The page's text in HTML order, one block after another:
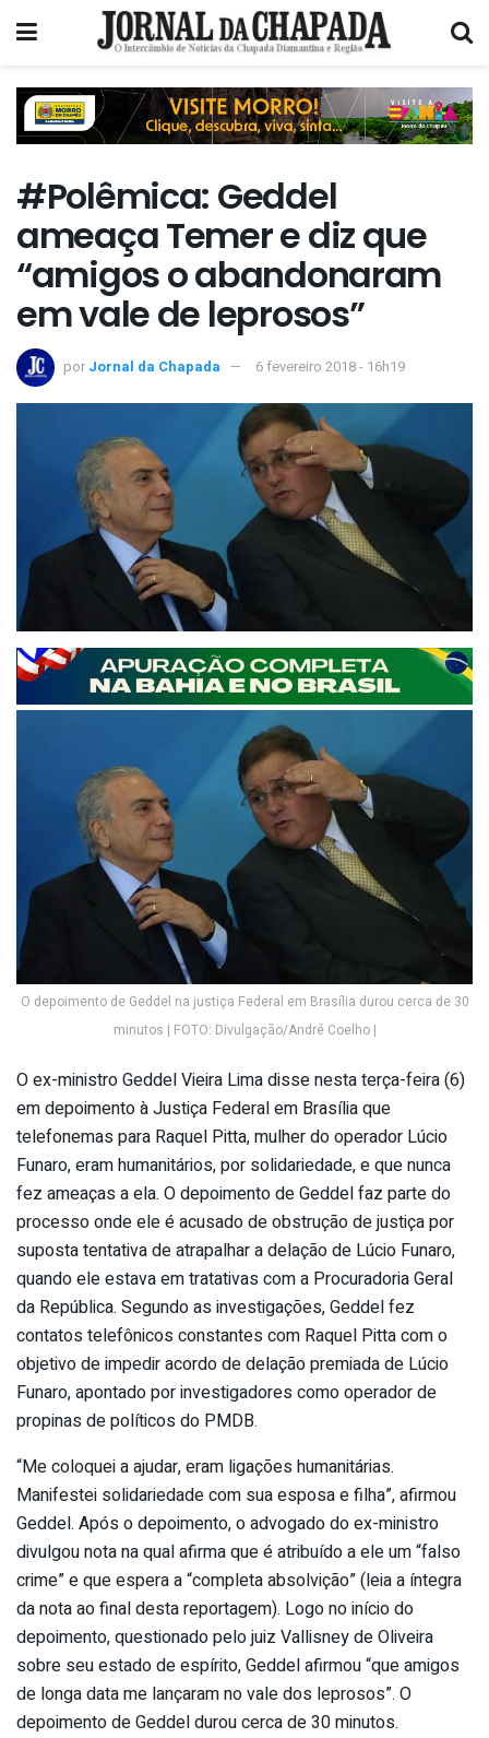
#Polêmica: Geddel
ameaça Temer e diz que
“amigos o abandonaram
em vale de leprosos”
por Jornal da Chapada 6 fevereiro 2018 - 16h19
O depoimento de Geddel na justiça Federal em Brasília durou cerca de 30
minutos | FOTO: Divulgação/André Coelho |
O ex-ministro Geddel Vieira Lima disse nesta terça-feira (6)
em depoimento à Justiça Federal em Brasília que
telefonemas para Raquel Pitta, mulher do operador Lúcio
Funaro, eram humanitários, por solidariedade, e que nunca
fez ameaças a ela. O depoimento de Geddel faz parte do
processo onde ele é acusado de obstrução de justiça por
suposta tentativa de atrapalhar a delação de Lúcio Funaro,
quando ele estava em tratativas com a Procuradoria Geral
da República. Segundo as investigações, Geddel fez
contatos telefônicos constantes com Raquel Pitta com o
objetivo de impedir acordo de delação premiada de Lúcio
Funaro, apontado por investigadores como operador de
propinas de políticos do PMDB.
“Me coloquei a ajudar, eram ligações humanitárias.
Manifestei solidariedade com sua esposa e filha”, afirmou
Geddel. Após o depoimento, o advogado do ex-ministro
divulgou nota na qual afirma que é atribuído a ele um “falso
crime” e que espera a “completa absolvição” (leia a íntegra
da nota ao final desta reportagem). Logo no início do
depoimento, questionado pelo juiz Vallisney de Oliveira
sobre seu estado de espírito, Geddel afirmou “que amigos
de longa data me lançaram no vale dos leprosos”. O
depoimento de Geddel durou cerca de 30 minutos.